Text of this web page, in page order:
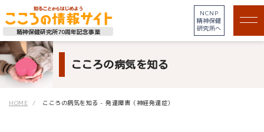
精神保健研究所70周年記念事業
NCNP
精神保健
研究所へ
こころの病気を知る
HOME こころの病気を知る - 発達障害（神経発達症）